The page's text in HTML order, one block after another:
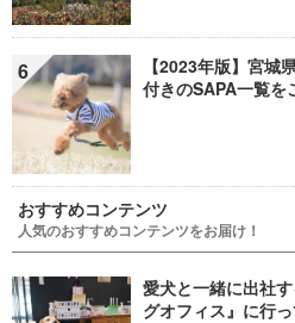
6
【2023年版】宮城
付きのSAPA一覧を
おすすめコンテンツ
人気のおすすめコンテンツをお届け！
愛犬と一緒に出社
グオフィス』に行